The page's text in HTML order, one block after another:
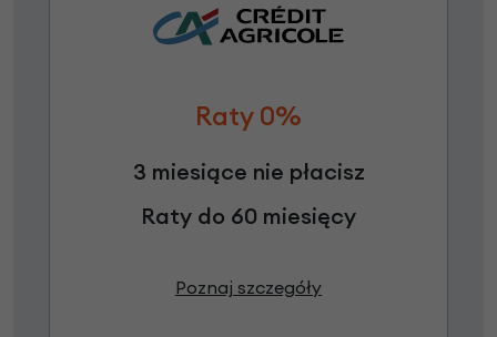
Raty 0%
3 miesiące nie płacisz
Raty do 60 miesięcy
Poznaj szczegóły